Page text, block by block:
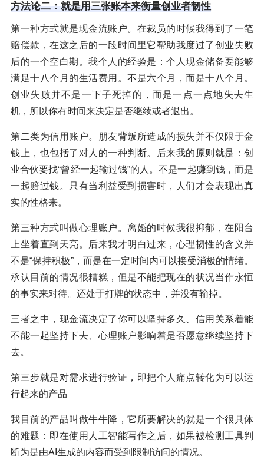
方法论二：就是用三张账本来衡量创业者韧性
第一种方式就是现金流账户。在裁员的时候我得到了一笔
赔偿款，在这之后的一段时间里它帮助我度过了创业失败
后的一个空白期。我个人的经验是：个人现金储备要能够
满足十八个月的生活费用。不是六个月，而是十八个月。
创业失败并不是一下子死掉的，而是一点一点地失去生
机，所以你有时间来决定是否继续或者退出。
第二类为信用账户。朋友背叛所造成的损失并不仅限于金
钱上，也包括了对人的一种判断。后来我的原则就是：创
业合伙要找“曾经一起输过钱”的人。不是一起赚到钱，而是
一起赔过钱。只有当利益受到损害时，人们才会表现出真
实的性格来。
第三种方式叫做心理账户。离婚的时候我很抑郁，在阳台
上坐着直到天亮。后来我才明白过来，心理韧性的含义并
不是“保持积极”，而是在一定时间内可以接受消极的情绪。
承认目前的情况很糟糕，但是不能把现在的状况当作永恒
的事实来对待。还处于打牌的状态中，并没有输掉。
三者之中，现金流决定了你可以坚持多久、信用关系着能
不能一起坚持下去、心理账户影响着是否愿意继续坚持下
去。
第三步就是对需求进行验证，即把个人痛点转化为可以运
行起来的产品
我目前的产品叫做牛牛降，它所要解决的就是一个很具体
的难题：即在使用人工智能写作之后，如果被检测工具判
断为是由AI生成的内容而受到限制访问的情况。